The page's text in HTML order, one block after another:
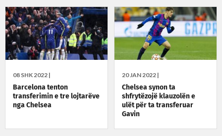
08 SHK 2022 |
Barcelona tenton
transferimin e tre lojtarëve
nga Chelsea
20 JAN 2022 |
Chelsea synon ta
shfrytëzojë klauzolën e
ulët për ta transferuar
Gavin